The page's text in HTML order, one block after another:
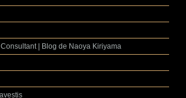
| Blog de Naoya Kiriyama